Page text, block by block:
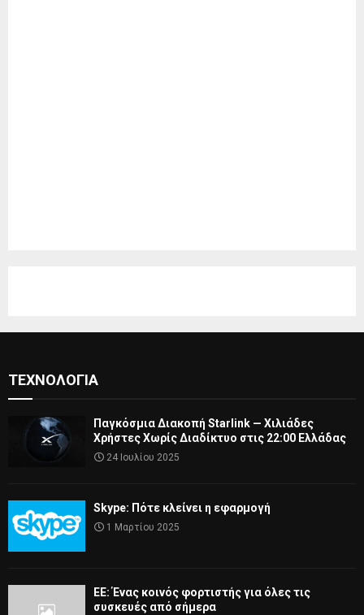
ΤΕΧΝΟΛΟΓΊΑ
Παγκόσμια Διακοπή Starlink — Χιλιάδες
Χρήστες Χωρίς Διαδίκτυο στις 22:00 Ελλάδας
24 Ιουλίου 2025
Skype: Πότε κλείνει η εφαρμογή
1 Μαρτίου 2025
ΕΕ: Ένας κοινός φορτιστής για όλες τις
συσκευές από σήμερα